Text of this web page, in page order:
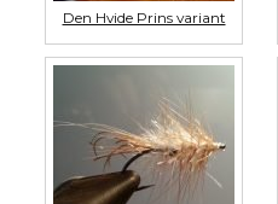
Den Hvide Prins variant